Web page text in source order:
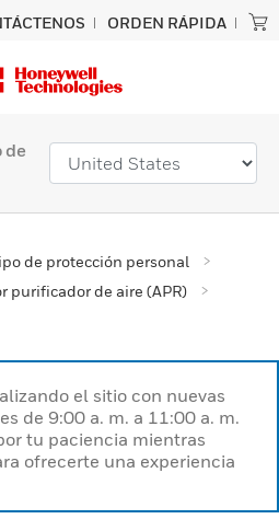
ORDEN RÁPIDA
de
de protección personal
purificador de aire (APR)
el sitio con nuevas
de 9:00 a. m. a 11:00 a. m.
tu paciencia mientras
ofrecerte una experiencia